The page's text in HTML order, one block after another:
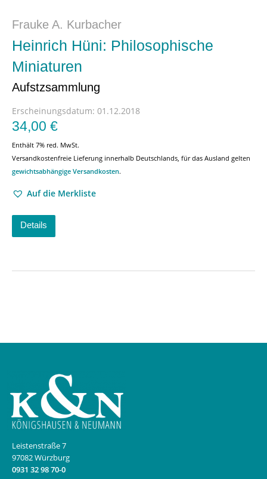
Frauke A. Kurbacher
Heinrich Hüni: Philosophische
Miniaturen
Aufstzsammlung
Erscheinungsdatum: 01.12.2018
34,00 €
Enthält 7% red. MwSt.
Versandkostenfreie Lieferung innerhalb Deutschlands, für das Ausland gelten
gewichtsabhängige Versandkosten.
Auf die Merkliste
Details
Leistenstraße 7
97082 Würzburg
0931 32 98 70-0